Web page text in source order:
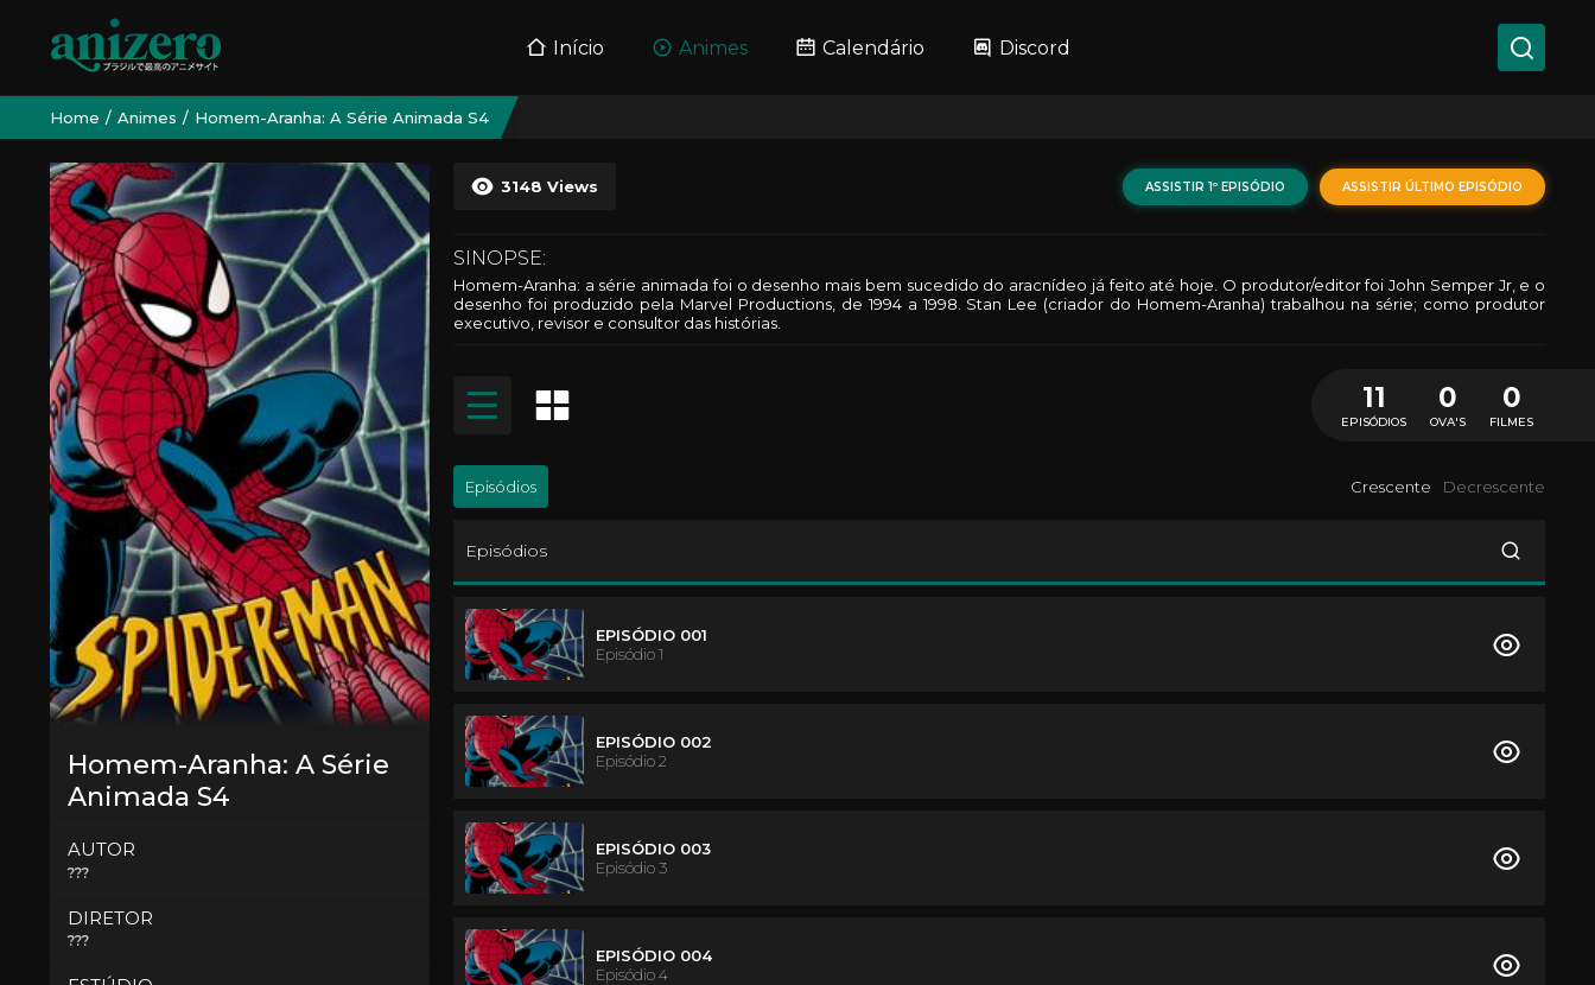
Início Animes Calendário Discord
Home Animes Homem-Aranha: A Série Animada S4
Homem-Aranha: A Série
Animada S4
AUTOR
???
DIRETOR
???
3148 Views ASSISTIR 1º EPISÓDIO ASSISTIR ÚLTIMO EPISÓDIO
SINOPSE:
Homem-Aranha: a série animada foi o desenho mais bem sucedido do aracnídeo já feito até hoje. O produtor/editor foi John Semper Jr, e o
desenho foi produzido pela Marvel Productions, de 1994 a 1998. Stan Lee (criador do Homem-Aranha) trabalhou na série; como produtor
executivo, revisor e consultor das histórias.
11
EPISÓDIOS
0
OVA'S
0
FILMES
Episódios Crescente Decrescente
Episódios
EPISÓDIO 001
Episódio 1
EPISÓDIO 002
Episódio 2
EPISÓDIO 003
Episódio 3
EPISÓDIO 004
Episódio 4